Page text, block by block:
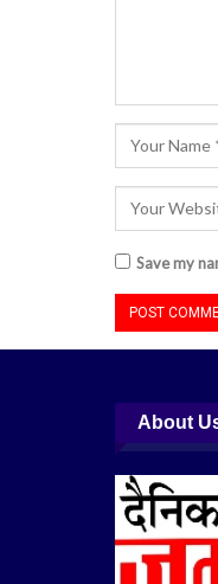
Save my
About